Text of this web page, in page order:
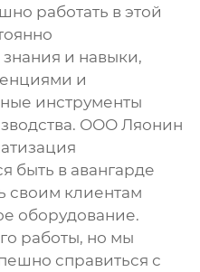
работать в этой
и навыки,
и
инструменты
ООО Ляонин
быть в авангарде
своим клиентам
оборудование.
работы, но мы
справиться с